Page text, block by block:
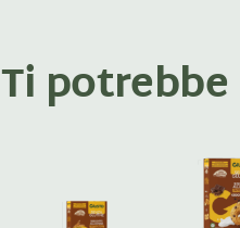
Ti potrebbe